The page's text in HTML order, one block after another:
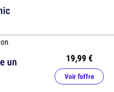
un
19,99 €
Voir l'offre